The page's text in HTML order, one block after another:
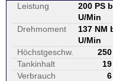
Leistung
200 PS
U/Min
Drehmoment
137 NM
U/Min
Höchstgeschw.
250
Tankinhalt
19
Verbrauch
6